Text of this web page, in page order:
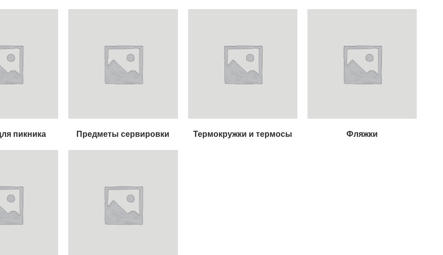
пикника Предметы сервировки Термокружки и термосы Фляжки